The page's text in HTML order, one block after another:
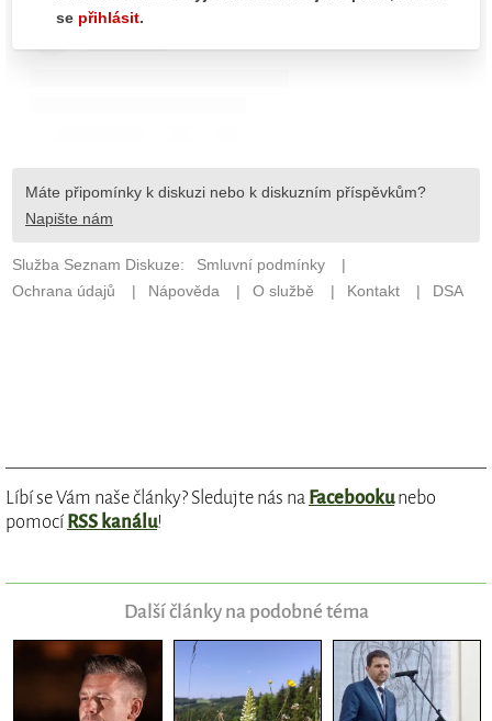
Líbí se Vám naše články? Sledujte nás na Facebookunebo
pomocíRSS kanálu!
Další články na podobné téma